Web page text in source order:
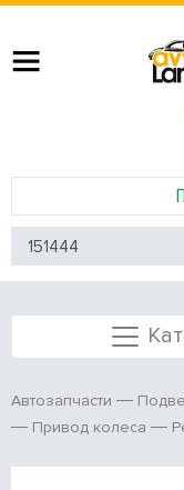
Автозапчасти
Привод колеса